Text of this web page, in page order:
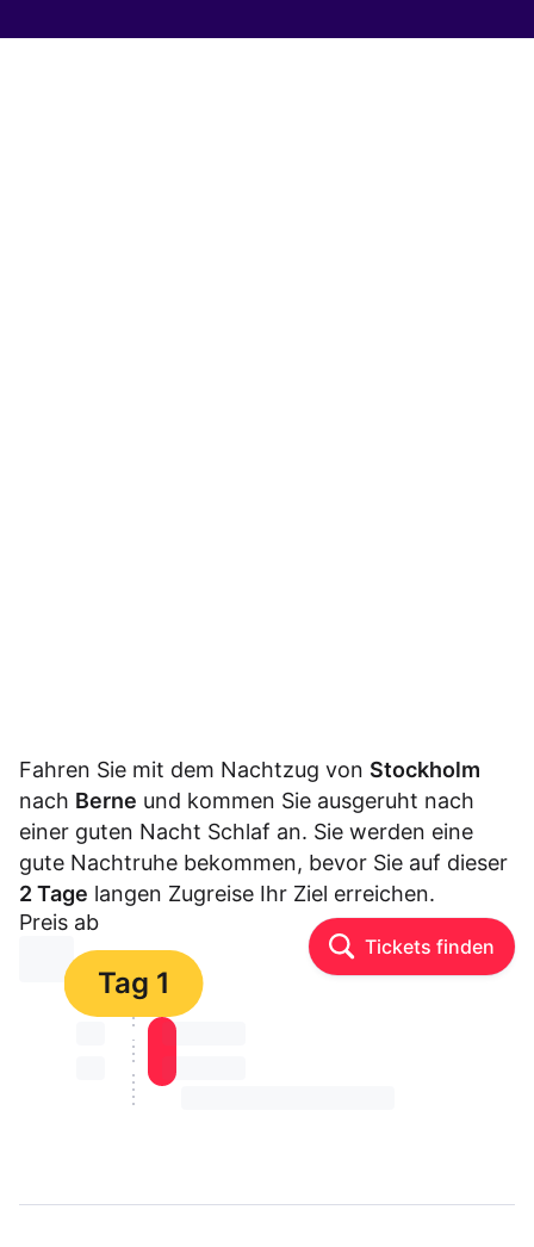
Fahren Sie mit dem Nachtzug von Stockholm
nach Berne und kommen Sie ausgeruht nach
einer guten Nacht Schlaf an. Sie werden eine
gute Nachtruhe bekommen, bevor Sie auf dieser
2 Tage langen Zugreise Ihr Ziel erreichen.
Preis ab
⏳⏳ Tickets finden
Tag 1
⏳⏳ ⏳ ⏳⏳
⏳⏳ ⏳ ⏳⏳